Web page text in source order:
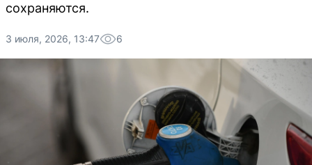
сохраняются.
3 июля, 2026, 13:47 6